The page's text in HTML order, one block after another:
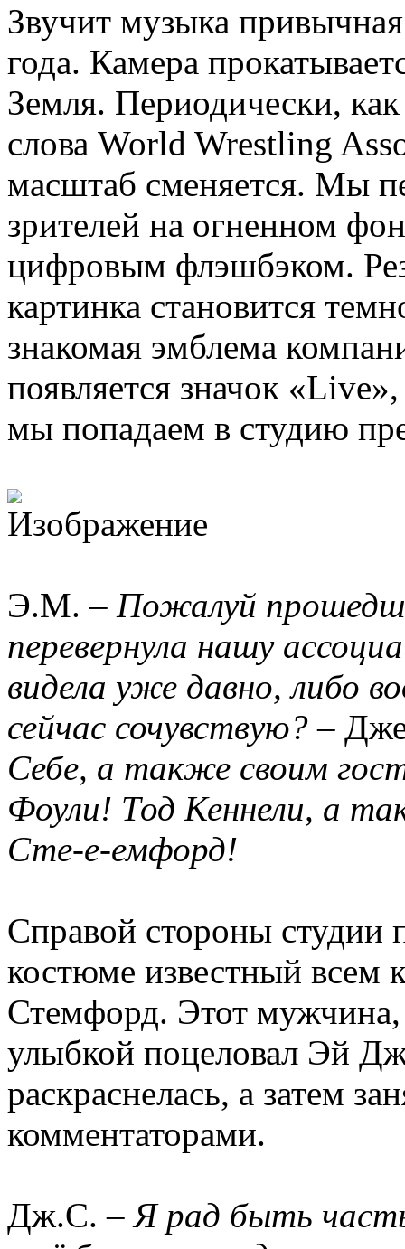
Звучит музыка
года. Камера
Земля. Периодически,
слова World Wrestling
масштаб сменяется. Мы
зрителей на огненном
цифровым флэшбэком.
картинка становится
знакомая эмблема
появляется значок
мы попадаем в студию
Э.М. – Пожалуй
перевернула нашу
видела уже давно, либо
сейчас сочувствую? –
Себе, а также своим
Фоули! Тод Кеннели, а
Сте-е-емфорд!
Справой стороны студии
костюме известный
Стемфорд. Этот
улыбкой поцеловал Эй
раскраснелась, а затем
комментаторами.
Дж.С. –Я рад быть